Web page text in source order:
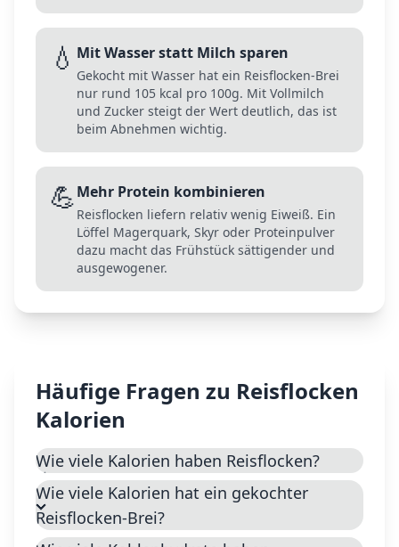
💧 Mit Wasser statt Milch sparen
Gekocht mit Wasser hat ein Reisflocken-Brei
nur rund 105 kcal pro 100g. Mit Vollmilch
und Zucker steigt der Wert deutlich, das ist
beim Abnehmen wichtig.
💪Mehr Protein kombinieren
Reisflocken liefern relativ wenig Eiweiß. Ein
Löffel Magerquark, Skyr oder Proteinpulver
dazu macht das Frühstück sättigender und
ausgewogener.
Häufige Fragen zu Reisflocken
Kalorien
Wie viele Kalorien haben Reisflocken?
Wie viele Kalorien hat ein gekochter
Reisflocken-Brei?